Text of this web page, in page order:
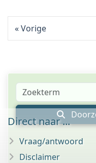
Vorige
Direct naar ...
Vraag/antwoord
Disclaimer